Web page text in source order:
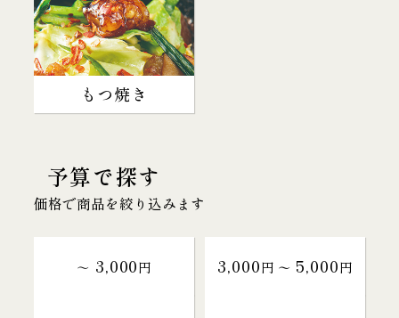
もつ焼き
予算で探す
価格で商品を絞り込みます
～ 3,000円 3,000円 〜 5,000円